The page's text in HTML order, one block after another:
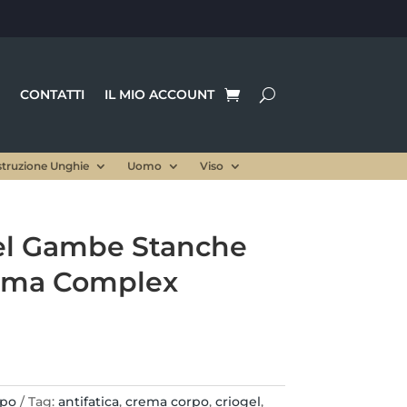
CONTATTI IL MIO ACCOUNT
Unghie Uomo Viso
Gambe Stanche
Complex
Tag:antifatica,crema corpo,criogel,